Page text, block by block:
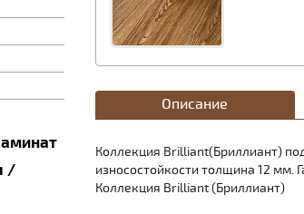
/
Описание
Коллекция Brilliant(Бриллиант)
износостойкости толщина 12 мм.
Коллекция Brilliant (Бриллиант)